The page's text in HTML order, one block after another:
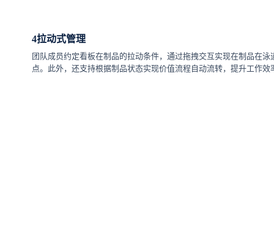
4拉动式管理
团队成员约定看板在制品的拉动条件，通过拖拽交互实现在制品在
点。此外，还支持根据制品状态实现价值流程自动流转，提升工作效